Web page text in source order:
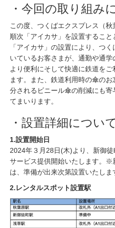
・今回の取り組み
この度、つくばエクスプレス（秋
順次「アイカサ」を設置すること
「アイカサ」の設置により、つ
いているお客さまが、通勤や通学
より便利にそして快適に鉄道を
ます。また、鉄道利用時の傘の
分されるビニール傘の削減にも
てまいります。
・設置詳細について
1.設置開始日
2024年３月28日(木)より、新御
サービス提供開始いたします。※
は、準備が出来次第設置いたしま
2.レンタルスポット設置駅